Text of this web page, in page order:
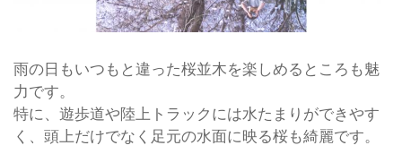
雨の日もいつもと違った桜並木を楽しめるところも魅
力です。
特に、遊歩道や陸上トラックには水たまりができやす
く、頭上だけでなく足元の水面に映る桜も綺麗です。